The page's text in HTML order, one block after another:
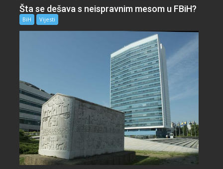
Šta se dešava s neispravnim mesom u FBiH?
BiH Vijesti